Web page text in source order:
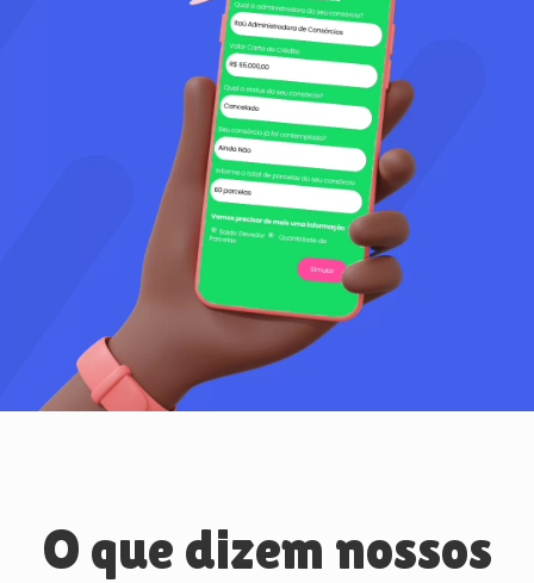
O que dizem nossos